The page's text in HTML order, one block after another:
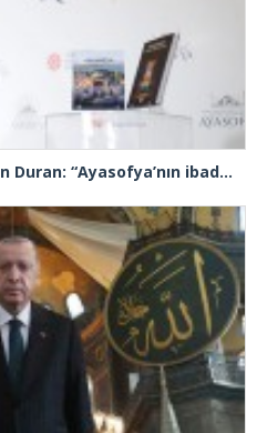
İletişim Başkanı Burhanettin Duran: “Ayasofya’nın ibadete açılması adeta bir Kızılelma’ydı”